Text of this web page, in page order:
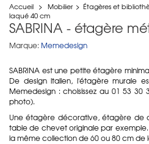
Accueil > Mobilier > Étagères et
laqué 40 cm
SABRINA - étagère
Marque: Memedesign
SABRINA est une petite étagère
De design italien, l'étagère murale
Memedesign : choisissez au 01 53
photo).
Une étagère décorative, étagère de
table de chevet originale par
la même collection de 60 ou 80 cm de